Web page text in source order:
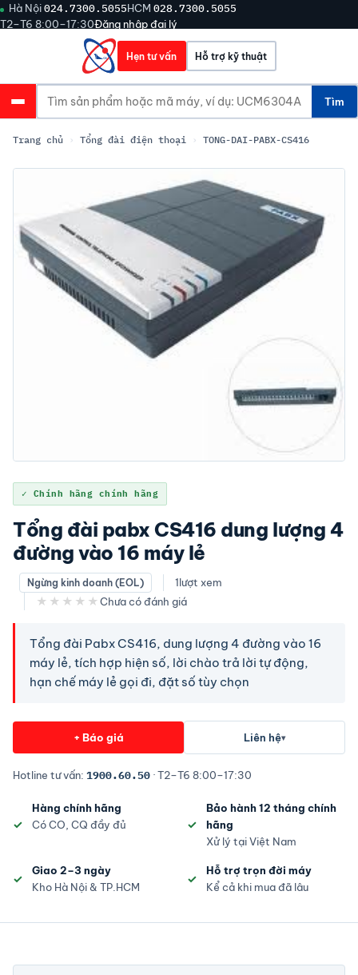
Hà Nội024.7300.5055HCM 028.7300.5055
T2–T6 8:00–17:30Đăng nhập đại lý
Hẹn tư vấn Hỗ trợ kỹ thuật
Tìm
Trang chủ › Tổng đài điện thoại › TONG-DAI-PABX-CS416
✓ Chính hãng chính hãng
Tổng đài pabx CS416 dung lượng 4
đường vào 16 máy lẻ
Ngừng kinh doanh (EOL) 1lượt xem
★★★★★ Chưa có đánh giá
Tổng đài Pabx CS416, dung lượng 4 đường vào 16
máy lẻ, tích hợp hiện số, lời chào trả lời tự động,
hạn chế máy lẻ gọi đi, đặt số tùy chọn
+ Báo giá Liên hệ▾
Hotline tư vấn: 1900.60.50 · T2–T6 8:00–17:30
Hàng chính hãng
Có CO, CQ đầy đủ
Bảo hành 12 tháng chính
hãng
Xử lý tại Việt Nam
Giao 2–3 ngày
Kho Hà Nội & TP.HCM
Hỗ trợ trọn đời máy
Kể cả khi mua đã lâu